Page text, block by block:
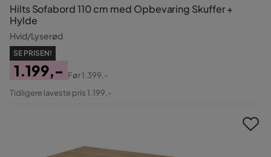
Hilts Sofabord 110 cm med Opbevaring Skuffer +
Hylde
Hvid/Lyserød
SE PRISEN!
Pris
1.199,-
Original
Før1.399,-
Tidligere laveste pris 1.199,-